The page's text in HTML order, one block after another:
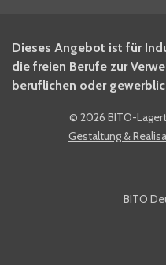
BITO
Ja, ich
BITO
Dieses Angebot ist für
die freien Berufe zur
beruflichen oder
© 2026 BITO-
Gestaltung &
BITO